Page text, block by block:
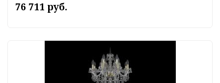
76 711 руб.